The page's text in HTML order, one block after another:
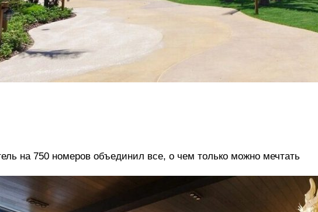
на 750 номеров объединил все, о чем только можно мечтать